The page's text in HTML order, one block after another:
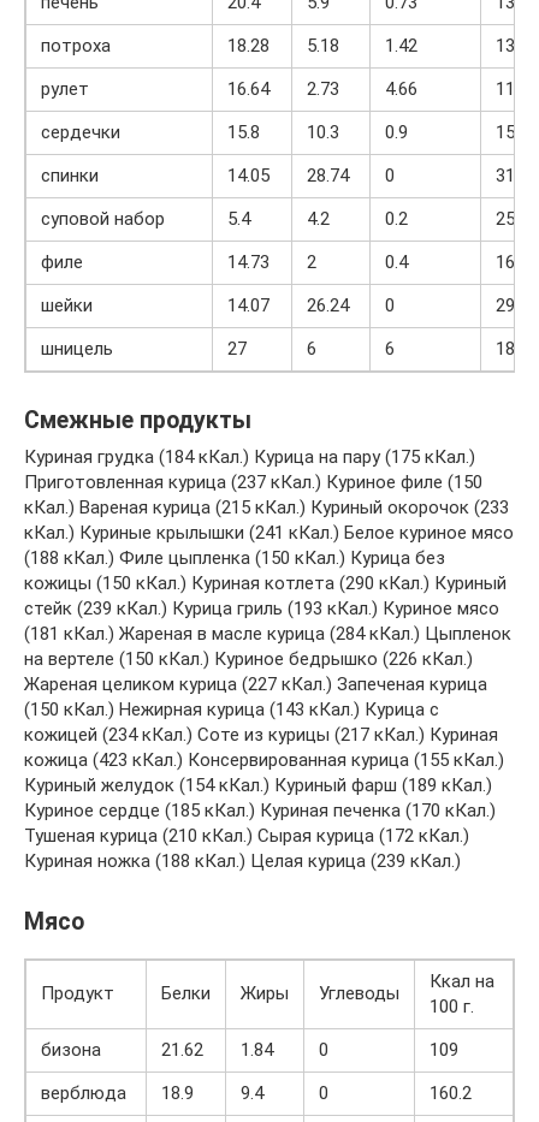
потроха
18.28 5.18 1.42
130
рулет
16.64 2.73 4.66
110
сердечки
15.8 10.3 0.9
158.9
спинки
14.05 28.74 0
319
суповой набор
5.4 4.2 0.2
250
филе
14.73 2 0.4
163
шейки
14.07 26.24 0
297
шницель
27 6 6 189
Смежные продукты
Куриная грудка (184 кКал.) Курица на пару (175 кКал.)
Приготовленная курица (237 кКал.) Куриное филе (150
кКал.) Вареная курица (215 кКал.) Куриный окорочок (233
кКал.) Куриные крылышки (241 кКал.) Белое куриное мясо
(188 кКал.) Филе цыпленка (150 кКал.) Курица без
кожицы (150 кКал.) Куриная котлета (290 кКал.) Куриный
стейк (239 кКал.) Курица гриль (193 кКал.) Куриное мясо
(181 кКал.) Жареная в масле курица (284 кКал.) Цыпленок
на вертеле (150 кКал.) Куриное бедрышко (226 кКал.)
Жареная целиком курица (227 кКал.) Запеченая курица
(150 кКал.) Нежирная курица (143 кКал.) Курица с
кожицей (234 кКал.) Соте из курицы (217 кКал.) Куриная
кожица (423 кКал.) Консервированная курица (155 кКал.)
Куриный желудок (154 кКал.) Куриный фарш (189 кКал.)
Куриное сердце (185 кКал.) Куриная печенка (170 кКал.)
Тушеная курица (210 кКал.) Сырая курица (172 кКал.)
Куриная ножка (188 кКал.) Целая курица (239 кКал.)
Мясо
Продукт Белки Жиры Углеводы
Ккал на
100 г.
бизона
21.62 1.84 0
109
верблюда
18.9 9.4 0
160.2